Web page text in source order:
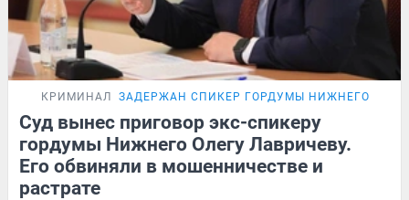
КРИМИНАЛ ЗАДЕРЖАН СПИКЕР ГОРДУМЫ НИЖНЕГО
Суд вынес приговор экс-спикеру
гордумы Нижнего Олегу Лавричеву.
Его обвиняли в мошенничестве и
растрате